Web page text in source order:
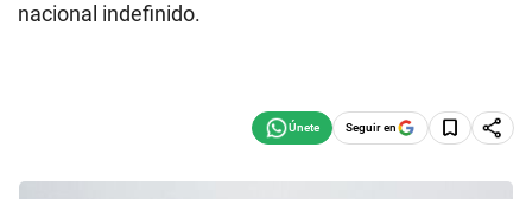
nacional indefinido.
Seguir en